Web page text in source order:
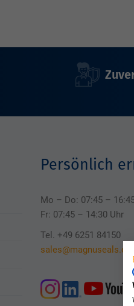
Persönlich
Mo – Do: 07:45 –
Fr: 07:45 – 14:30 Uhr
Tel. +49 6251 84150
sales@magnuseals.com